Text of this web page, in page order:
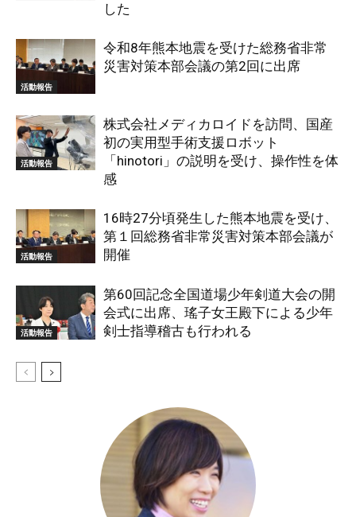
した
活動報告
令和8年熊本地震を受けた総務省非常
災害対策本部会議の第2回に出席
活動報告
株式会社メディカロイドを訪問、国産
初の実用型手術支援ロボット
「hinotori」の説明を受け、操作性を体
感
活動報告
16時27分頃発生した熊本地震を受け、
第１回総務省非常災害対策本部会議が
開催
活動報告
第60回記念全国道場少年剣道大会の開
会式に出席、瑤子女王殿下による少年
剣士指導稽古も行われる